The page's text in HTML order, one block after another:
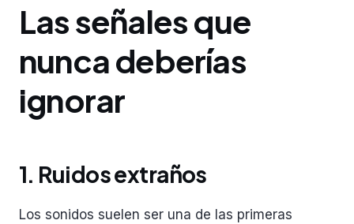
Las señales que
nunca deberías
ignorar
1. Ruidos extraños
Los sonidos suelen ser una de las primeras